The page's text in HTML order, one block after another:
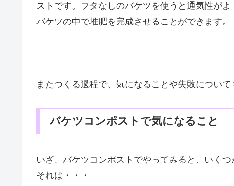
ストです。フタなしのバケツを使うと通気性が
バケツの中で堆肥を完成させることができます。
またつくる過程で、気になることや失敗について
バケツコンポストで気になること
いざ、バケツコンポストでやってみると、いくつ
それは・・・